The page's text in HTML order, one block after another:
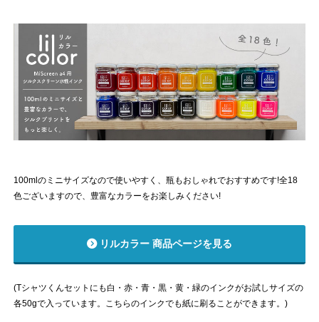
100mlのミニサイズなので使いやすく、瓶もおしゃれでおすすめです!全18
色ございますので、豊富なカラーをお楽しみください!
リルカラー 商品ページを見る
(Tシャツくんセットにも白・赤・青・黒・黄・緑のインクがお試しサイズの
各50gで入っています。こちらのインクでも紙に刷ることができます。)